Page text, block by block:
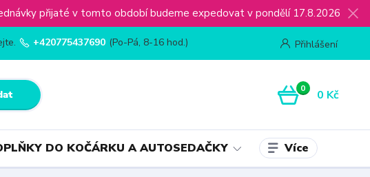
přijaté v tomto období budeme expedovat v pondělí 17.8.2026
Přihlášení
+420775437690 (Po-Pá, 8-16 hod.)
0 0 Kč
DO KOČÁRKU A AUTOSEDAČKY Více